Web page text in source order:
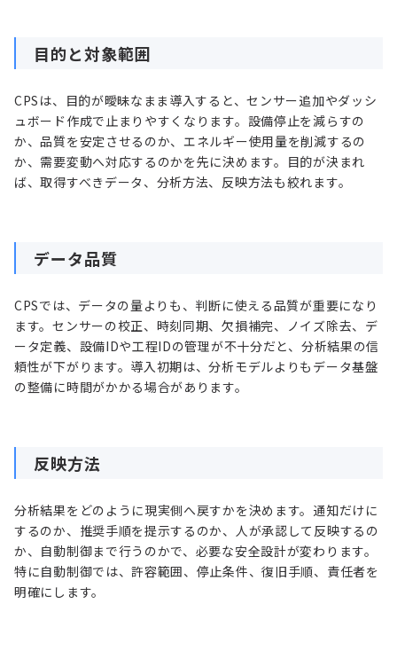
目的と対象範囲
CPSは、目的が曖昧なまま導入すると、センサー追加やダッシ
ュボード作成で止まりやすくなります。設備停止を減らすの
か、品質を安定させるのか、エネルギー使用量を削減するの
か、需要変動へ対応するのかを先に決めます。目的が決まれ
ば、取得すべきデータ、分析方法、反映方法も絞れます。
データ品質
CPSでは、データの量よりも、判断に使える品質が重要になり
ます。センサーの校正、時刻同期、欠損補完、ノイズ除去、デ
ータ定義、設備IDや工程IDの管理が不十分だと、分析結果の信
頼性が下がります。導入初期は、分析モデルよりもデータ基盤
の整備に時間がかかる場合があります。
反映方法
分析結果をどのように現実側へ戻すかを決めます。通知だけに
するのか、推奨手順を提示するのか、人が承認して反映するの
か、自動制御まで行うのかで、必要な安全設計が変わります。
特に自動制御では、許容範囲、停止条件、復旧手順、責任者を
明確にします。